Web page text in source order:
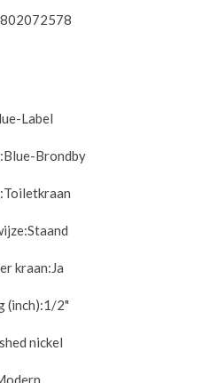
Label
Brondby
Toiletkraan
Staand
kraan:Ja
(inch):1/2"
nickel